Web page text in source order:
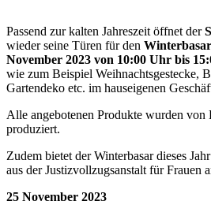
Passend zur kalten Jahreszeit öffnet der
wieder seine Türen für den
November 2023 von 10:00 Uhr bis
wie zum Beispiel Weihnachtsgestecke,
Gartendeko etc. im hauseigenen
Alle angebotenen Produkte wurden
produziert.
Zudem bietet der Winterbasar dieses
aus der Justizvollzugsanstalt für Frauen
25 November 2023